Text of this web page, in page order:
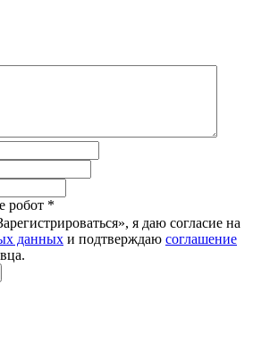
робот *
я даю согласие на
данных и подтверждаю соглашение